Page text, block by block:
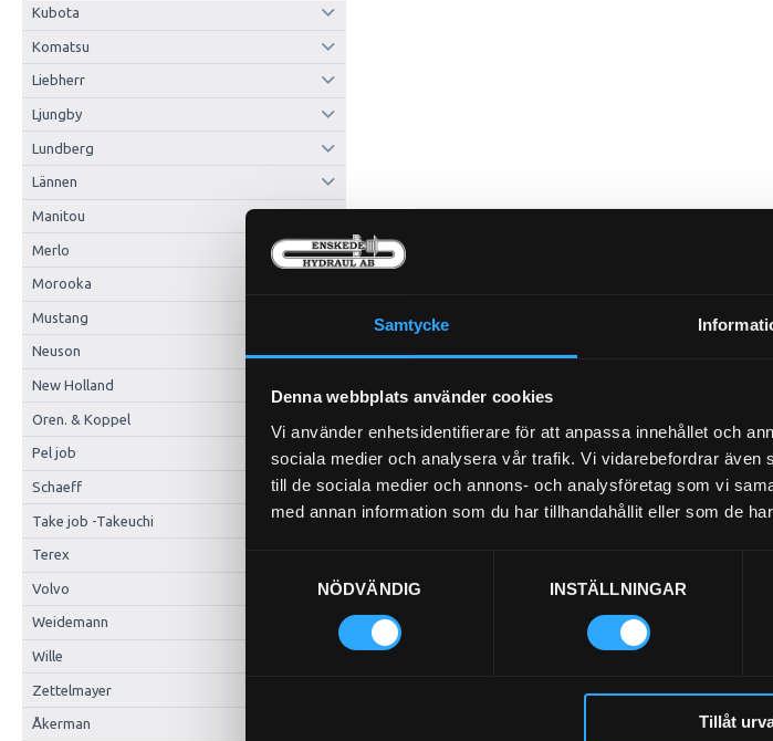
Samtycke
Denna webbplats använder cookies
Vi använder enhetsidentifierare för att anpassa innehållet och
sociala medier och analysera vår trafik. Vi vidarebefordrar även
till de sociala medier och annons- och analysföretag som vi
med annan information som du har tillhandahållit eller som de
NÖDVÄNDIG
INSTÄLLNINGAR
Tillåt
Kubota
Komatsu
Liebherr
Ljungby
Lundberg
Lännen
Manitou
Merlo
Morooka
Mustang
Neuson
New Holland
Oren. & Koppel
Pel job
Schaeff
Take job -Takeuchi
Terex
Volvo
Weidemann
Wille
Zettelmayer
Åkerman